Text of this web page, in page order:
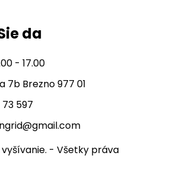
da
- 17.00
7b Brezno 977 01
73 597
- Všetky práva